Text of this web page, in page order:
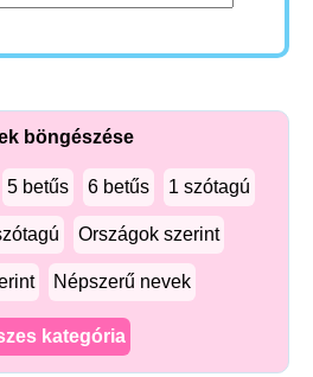
böngészése
5 betűs 6 betűs 1 szótagú
Országok szerint
Népszerű nevek
kategória